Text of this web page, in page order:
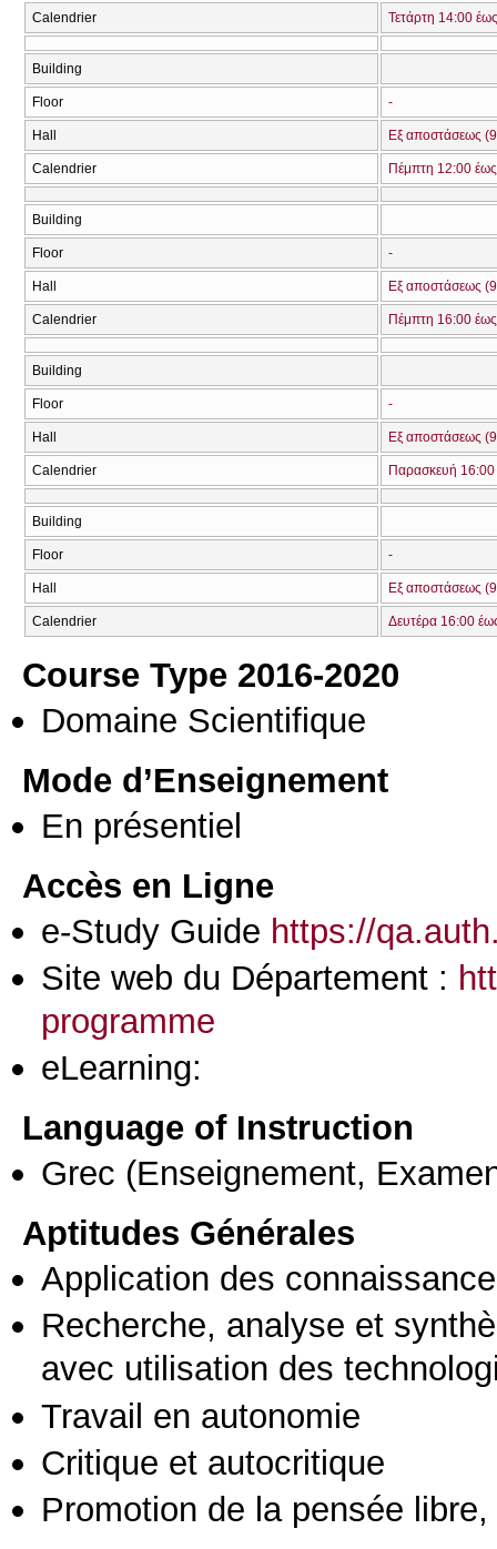
Calendrier Τετάρτη 14:00
Building
Floor -
Hall Εξ αποστάσεως
Calendrier Πέμπτη 12:00
Building
Floor -
Hall Εξ αποστάσεως
Calendrier Πέμπτη 16:00
Building
Floor -
Hall Εξ αποστάσεως
Calendrier Παρασκευή
Building
Floor -
Hall Εξ αποστάσεως
Calendrier Δευτέρα 16:00
Course Type 2016-2020
Domaine Scientifique
Mode d’Enseignement
En présentiel
Accès en Ligne
e-Study Guide https://
Site web du Département :
programme
eLearning:
Language of Instruction
Grec (Enseignement,
Aptitudes Générales
Application des
Recherche, analyse et
avec utilisation des
Travail en autonomie
Critique et autocritique
Promotion de la pensée